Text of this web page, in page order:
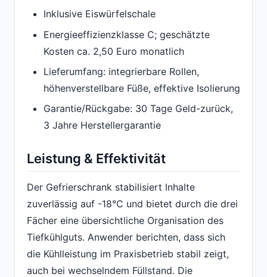
Inklusive Eiswürfelschale
Energieeffizienzklasse C; geschätzte
Kosten ca. 2,50 Euro monatlich
Lieferumfang: integrierbare Rollen,
höhenverstellbare Füße, effektive Isolierung
Garantie/Rückgabe: 30 Tage Geld-zurück,
3 Jahre Herstellergarantie
Leistung & Effektivität
Der Gefrierschrank stabilisiert Inhalte
zuverlässig auf -18°C und bietet durch die drei
Fächer eine übersichtliche Organisation des
Tiefkühlguts. Anwender berichten, dass sich
die Kühlleistung im Praxisbetrieb stabil zeigt,
auch bei wechselndem Füllstand. Die